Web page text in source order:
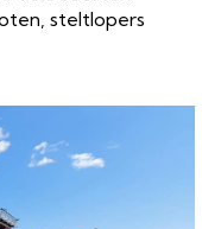
steltlopers